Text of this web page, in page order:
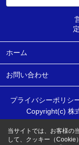
ホーム
お問い合わせ
プライバシーポリシ
Copyright(c) 株
当サイトでは、お客様の
して、クッキー（Cookie